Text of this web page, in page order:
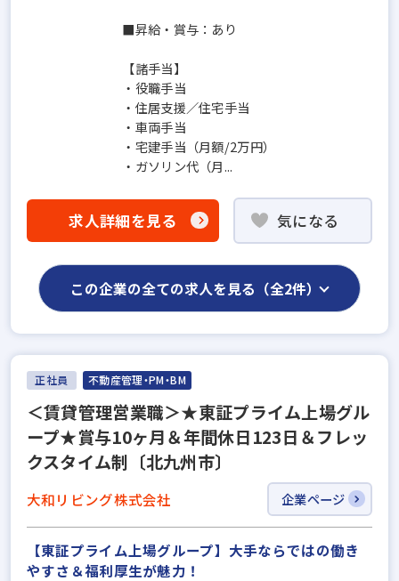
■昇給・賞与：あり
【諸手当】
・役職手当
・住居支援／住宅手当
・車両手当
・宅建手当（月額/2万円）
・ガソリン代（月...
求人詳細を見る 気になる
この企業の全ての求人を見る（全2件）
正社員 不動産管理・PM・BM
＜賃貸管理営業職＞★東証プライム上場グル
ープ★賞与10ヶ月＆年間休日123日＆フレッ
クスタイム制〔北九州市〕
大和リビング株式会社 企業ページ
【東証プライム上場グループ】大手ならではの働き
やすさ＆福利厚⽣が魅力！